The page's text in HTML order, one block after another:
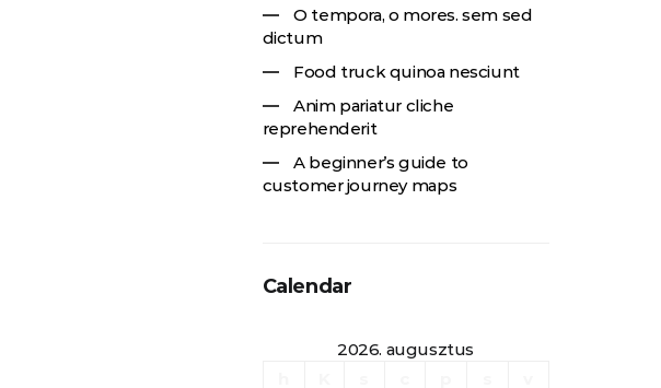
O tempora, o mores. sem sed
dictum
Food truck quinoa nesciunt
Anim pariatur cliche
reprehenderit
A beginner’s guide to
customer journey maps
Calendar
2026. augusztus